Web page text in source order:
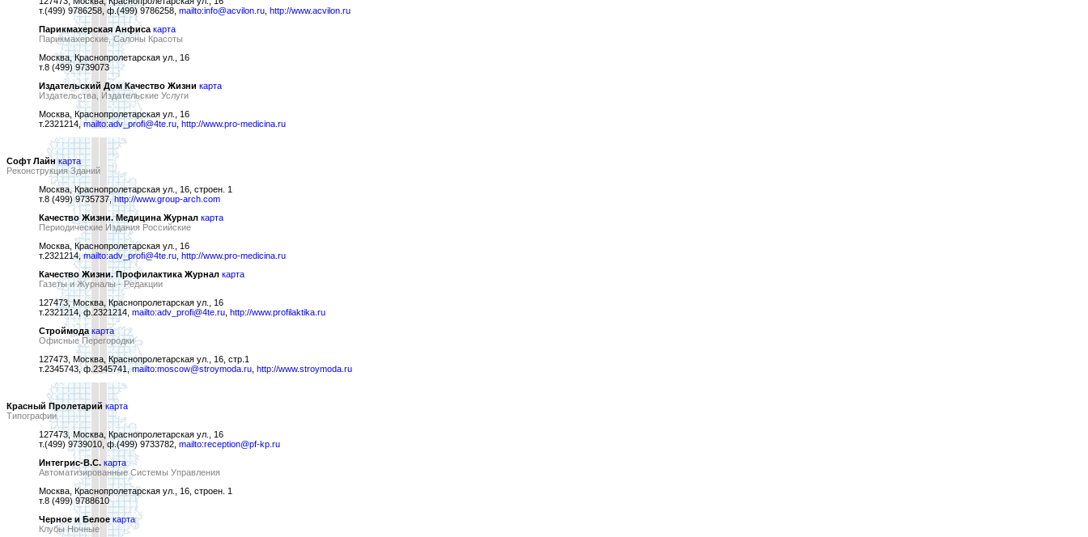
т.(499) 9786258, ф.(499) 9786258, mailto:info@acvilon.ru http://www.acvilon.ru
Парикмахерская Анфиса карта
Парикмахерские, Салоны Красоты
Москва, Краснопролетарская ул., 16
т.8 (499) 9739073
Издательский Дом Качество Жизни карта
Издательства, Издательские Услуги
Москва, Краснопролетарская ул., 16
т.2321214,mailto:adv_profi@4te.ru http://www.pro-medicina.ru
Софт Лайн карта
Реконструкция Зданий
Москва, Краснопролетарская ул., 16, строен. 1
т.8 (499) 9735737,http://www.group-arch.com
Качество Жизни. Медицина Журнал карта
Периодические Издания Российские
Москва, Краснопролетарская ул., 16
т.2321214,mailto:adv_profi@4te.ru http://www.pro-medicina.ru
Качество Жизни. Профилактика Журнал карта
Газеты и Журналы - Редакции
127473, Москва, Краснопролетарская ул., 16
т.2321214, ф.2321214, mailto:adv_profi@4te.ru http://www.profilaktika.ru
Строймода карта
Офисные Перегородки
127473, Москва, Краснопролетарская ул., 16, стр.1
т.2345743, ф.2345741,mailto:moscow@stroymoda.ru http://www.stroymoda.ru
Красный Пролетарий карта
Типографии
127473, Москва, Краснопролетарская ул., 16
т.(499) 9739010, ф.(499) 9733782, mailto:reception@pf-kp.ru
Интегрис-В.С. карта
Автоматизированные Системы Управления
Москва, Краснопролетарская ул., 16, строен. 1
т.8 (499) 9788610
Черное и Белое карта
Клубы Ночные